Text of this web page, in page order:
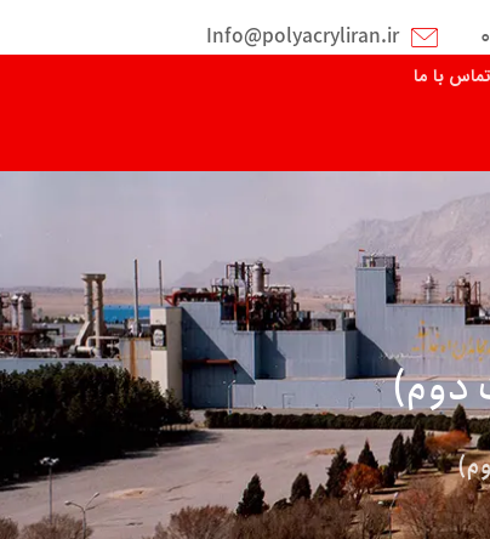
Info@polyacryliran.ir
تماس با ما
دوم)